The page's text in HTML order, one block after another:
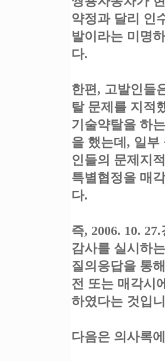
약정과 달리 인
발이라는 미명
다.
한편, 고발인들
탈 문제를 지적
기술약탈을 하
을 했는데, 일부
인들의 문제지
특별협정을 매
다.
즉, 2006. 10.
감사를 실시하
질의응답을 통
전 또는 매각시
하였다는 것입
다음은 의사록